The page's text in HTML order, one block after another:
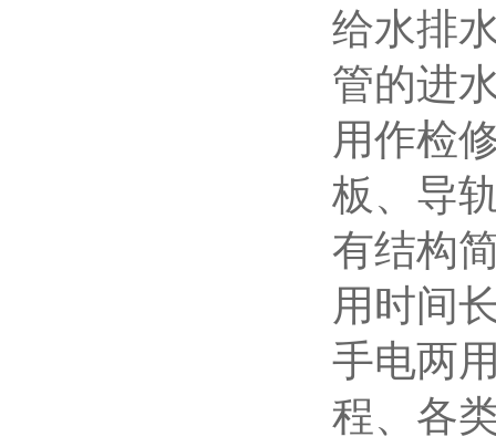
给水排
管的进
用作检
板、导
有结构
用时间
手电两
程、各